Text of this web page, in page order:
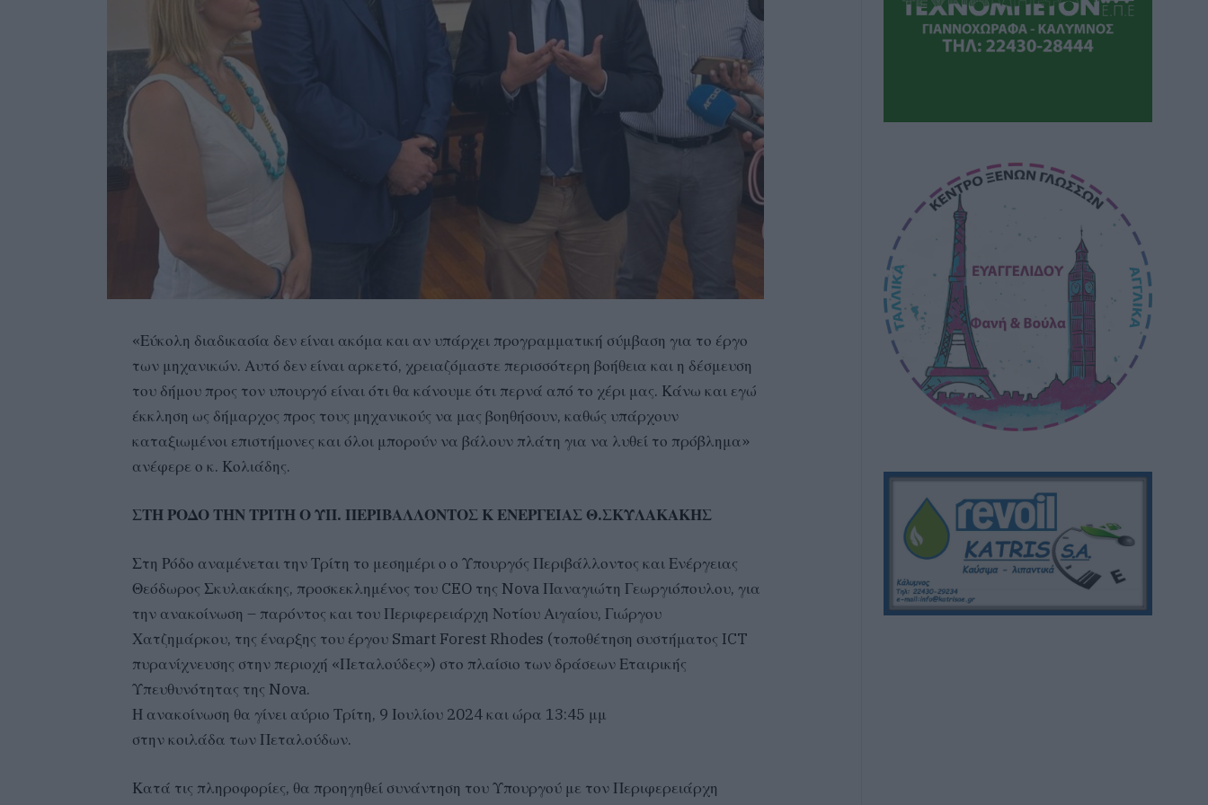
«Εύκολη διαδικασία δεν είναι ακόμα και αν υπάρχει προγραμματική σύμβαση για το έργο
των μηχανικών. Αυτό δεν είναι αρκετό, χρειαζόμαστε περισσότερη βοήθεια και η δέσμευση
του δήμου προς τον υπουργό είναι ότι θα κάνουμε ότι περνά από το χέρι μας. Κάνω και εγώ
έκκληση ως δήμαρχος προς τους μηχανικούς να μας βοηθήσουν, καθώς υπάρχουν
καταξιωμένοι επιστήμονες και όλοι μπορούν να βάλουν πλάτη για να λυθεί το πρόβλημα»
ανέφερε ο κ. Κολιάδης.
ΣΤΗ ΡΟΔΟ ΤΗΝ ΤΡΙΤΗ Ο ΥΠ. ΠΕΡΙΒΑΛΛΟΝΤΟΣ Κ ΕΝΕΡΓΕΙΑΣ Θ.ΣΚΥΛΑΚΑΚΗΣ
Στη Ρόδο αναμένεται την Τρίτη το μεσημέρι ο ο Υπουργός Περιβάλλοντος και Ενέργειας
Θεόδωρος Σκυλακάκης, προσκεκλημένος του CEO της Nova Παναγιώτη Γεωργιόπουλου, για
την ανακοίνωση – παρόντος και του Περιφερειάρχη Νοτίου Αιγαίου, Γιώργου
Χατζημάρκου, της έναρξης του έργου Smart Forest Rhodes (τοποθέτηση συστήματος ICT
πυρανίχνευσης στην περιοχή «Πεταλούδες») στο πλαίσιο των δράσεων Εταιρικής
Υπευθυνότητας της Nova.
Η ανακοίνωση θα γίνει αύριο Τρίτη, 9 Ιουλίου 2024 και ώρα 13:45 μμ
στην κοιλάδα των Πεταλούδων.
Κατά τις πληροφορίες, θα προηγηθεί συνάντηση του Υπουργού με τον Περιφερειάρχη